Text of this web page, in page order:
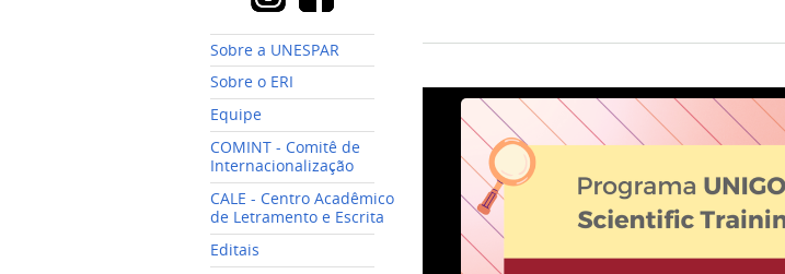
Sobre a UNESPAR
Sobre o ERI
Equipe
COMINT - Comitê de
Internacionalização
CALE - Centro Acadêmico
de Letramento e Escrita
Editais